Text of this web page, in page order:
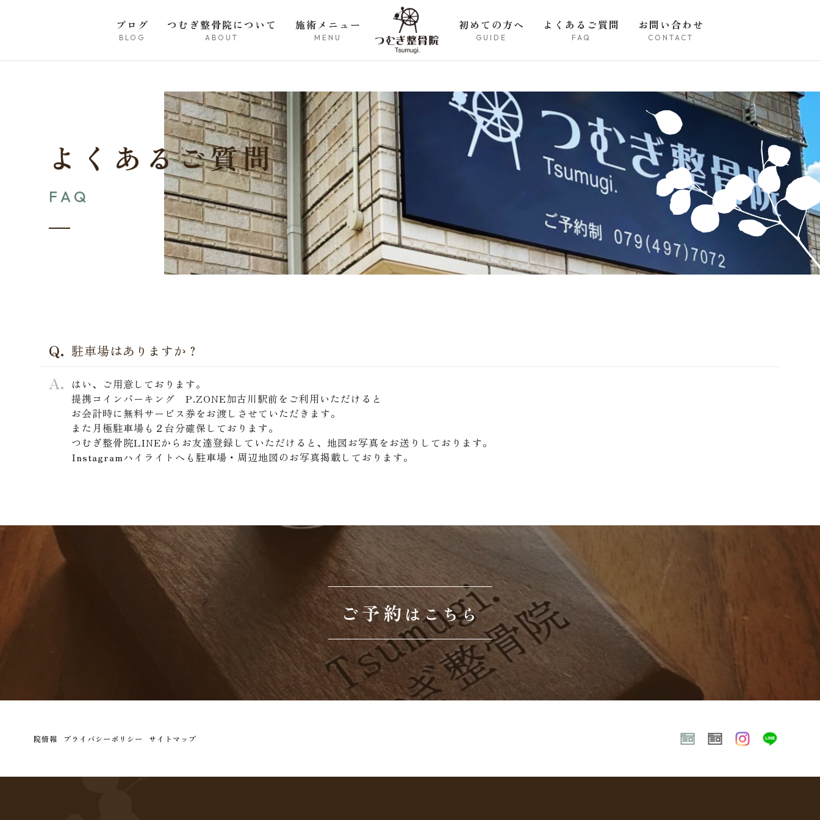
ブログ
BLOG
つむぎ整骨院について
ABOUT
施術メニュー
MENU
初めての方へ
GUIDE
よくあるご質問
FAQ
お問い合わせ
CONTACT
よ く あ るご質問
FAQ
駐車場はありますか？
はい、ご用意しております。
提携コインパーキング P.ZONE加古川駅前をご利用いただけると
お会計時に無料サービス券をお渡しさせていただきます。
また月極駐車場も２台分確保しております。
つむぎ整骨院LINEからお友達登録していただけると、地図お写真をお送りしております。
Instagramハイライトへも駐車場・周辺地図のお写真掲載しております。
ご予約はこちら
院情報 プライバシーポリシー サイトマップ